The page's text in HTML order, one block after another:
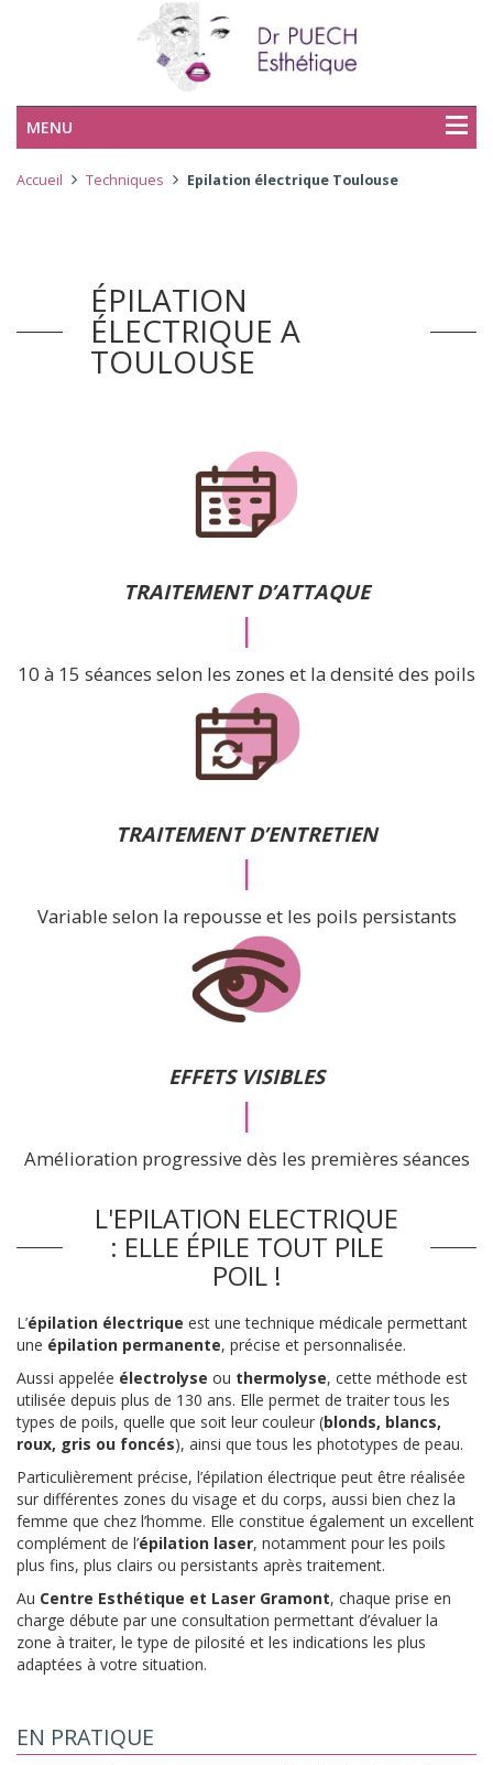
MENU
Accueil Techniques Epilation électrique Toulouse
ÉPILATION
ÉLECTRIQUE A
TOULOUSE
TRAITEMENT D’ATTAQUE
|
10 à 15 séances selon les zones et la densité des poils
TRAITEMENT D’ENTRETIEN
|
Variable selon la repousse et les poils persistants
EFFETS VISIBLES
|
Amélioration progressive dès les premières séances
L'EPILATION ELECTRIQUE
: ELLE ÉPILE TOUT PILE
POIL !
L’épilation électrique est une technique médicale permettant
une épilation permanente, précise et personnalisée.
Aussi appelée électrolyse ou thermolyse, cette méthode est
utilisée depuis plus de 130 ans. Elle permet de traiter tous les
types de poils, quelle que soit leur couleur (blonds, blancs,
roux, gris ou foncés), ainsi que tous les phototypes de peau.
Particulièrement précise, l’épilation électrique peut être réalisée
sur différentes zones du visage et du corps, aussi bien chez la
femme que chez l’homme. Elle constitue également un excellent
complément de l’épilation laser, notamment pour les poils
plus fins, plus clairs ou persistants après traitement.
Au Centre Esthétique et Laser Gramont, chaque prise en
charge débute par une consultation permettant d’évaluer la
zone à traiter, le type de pilosité et les indications les plus
adaptées à votre situation.
EN PRATIQUE